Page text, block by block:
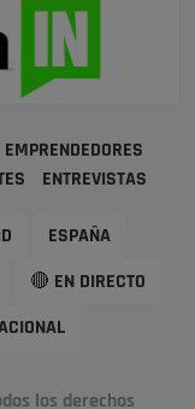
EMPRENDEDORES
ENTREVISTAS
ESPAÑA
🔴 EN DIRECTO
los derechos